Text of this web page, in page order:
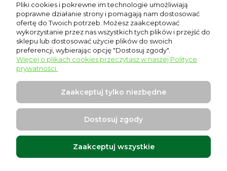
Moje konto
Płatności i dostawa
Informacje
Warszawska 17, 96-500 Sochaczew
Projekt i wykonanie:Ecommercy.pl
Pliki cookies i pokrewne im technologie umożliwiają
poprawne działanie strony i pomagają nam dostosować
ofertę do Twoich potrzeb. Możesz zaakceptować
wykorzystanie przez nas wszystkich tych plików i przejść do
sklepu lub dostosować użycie plików do swoich
preferencji, wybierając opcję "Dostosuj zgody".
Więcej o plikach cookies przeczytasz w naszej Polityce
prywatności.
Zaakceptuj tylko niezbędne
Dostosuj zgody
Zaakceptuj wszystkie